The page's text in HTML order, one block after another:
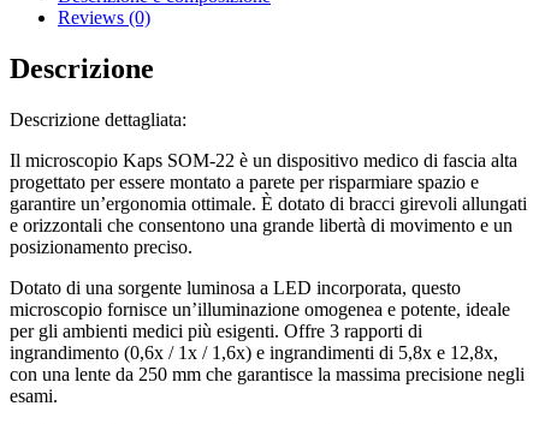
Reviews (0)
Descrizione
Descrizione dettagliata:
Il microscopio Kaps SOM-22 è un dispositivo medico di fascia alta
progettato per essere montato a parete per risparmiare spazio e
garantire un’ergonomia ottimale. È dotato di bracci girevoli allungati
e orizzontali che consentono una grande libertà di movimento e un
posizionamento preciso.
Dotato di una sorgente luminosa a LED incorporata, questo
microscopio fornisce un’illuminazione omogenea e potente, ideale
per gli ambienti medici più esigenti. Offre 3 rapporti di
ingrandimento (0,6x / 1x / 1,6x) e ingrandimenti di 5,8x e 12,8x,
con una lente da 250 mm che garantisce la massima precisione negli
esami.